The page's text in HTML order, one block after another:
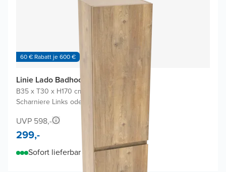
60 € Rabatt je 600 €
Linie Lado Badhochschrank
B35 x T30 x H170 cm
Scharniere Links oder Rechts
UVP 598,-
299,-
Sofort lieferbar